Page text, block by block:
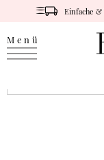
Einfache &
Menü